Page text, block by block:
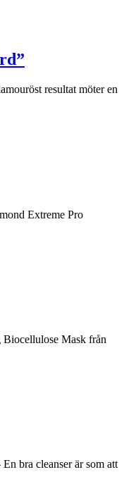
resultat möter en
Extreme Pro
Biocellulose Mask från
bra cleanser är som att